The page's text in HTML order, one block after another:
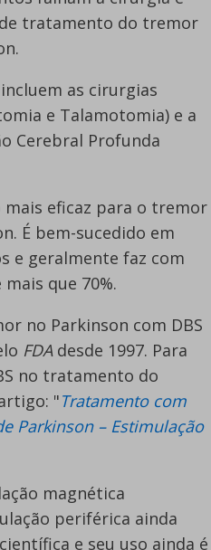
tratamento do tremor
as cirurgias
e Talamotomia) e a
Cerebral Profunda
eficaz para o tremor
É bem-sucedido em
e geralmente faz com
que 70%.
no Parkinson com DBS
FDA desde 1997. Para
no tratamento do
"Tratamento com
Parkinson – Estimulação
magnética
periférica ainda
e seu uso ainda é